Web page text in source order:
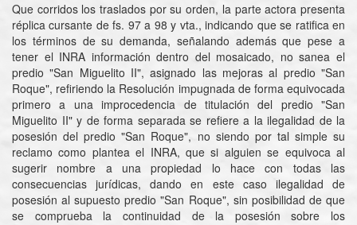
Que corridos los traslados por su orden, la parte actora presenta
réplica cursante de fs. 97 a 98 y vta., indicando que se ratifica en
los términos de su demanda, señalando además que pese a
tener el INRA información dentro del mosaicado, no sanea el
predio "San Miguelito II", asignado las mejoras al predio "San
Roque", refiriendo la Resolución impugnada de forma equivocada
primero a una improcedencia de titulación del predio "San
Miguelito II" y de forma separada se refiere a la ilegalidad de la
posesión del predio "San Roque", no siendo por tal simple su
reclamo como plantea el INRA, que si alguien se equivoca al
sugerir nombre a una propiedad lo hace con todas las
consecuencias jurídicas, dando en este caso ilegalidad de
posesión al supuesto predio "San Roque", sin posibilidad de que
se comprueba la continuidad de la posesión sobre los